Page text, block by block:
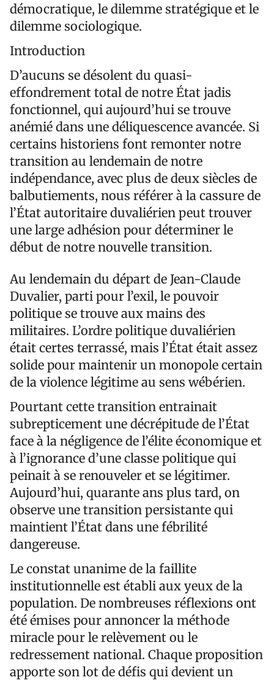
démocratique, le dilemme stratégique et le
dilemme sociologique.
Introduction
D’aucuns se désolent du quasi-
effondrement total de notre État jadis
fonctionnel, qui aujourd’hui se trouve
anémié dans une déliquescence avancée. Si
certains historiens font remonter notre
transition au lendemain de notre
indépendance, avec plus de deux siècles de
balbutiements, nous référer à la cassure de
l’État autoritaire duvaliérien peut trouver
une large adhésion pour déterminer le
début de notre nouvelle transition.
Au lendemain du départ de Jean-Claude
Duvalier, parti pour l’exil, le pouvoir
politique se trouve aux mains des
militaires. L’ordre politique duvaliérien
était certes terrassé, mais l’État était assez
solide pour maintenir un monopole certain
de la violence légitime au sens wébérien.
Pourtant cette transition entrainait
subrepticement une décrépitude de l’État
face à la négligence de l’élite économique et
à l’ignorance d’une classe politique qui
peinait à se renouveler et se légitimer.
Aujourd’hui, quarante ans plus tard, on
observe une transition persistante qui
maintient l’État dans une fébrilité
dangereuse.
Le constat unanime de la faillite
institutionnelle est établi aux yeux de la
population. De nombreuses réflexions ont
été émises pour annoncer la méthode
miracle pour le relèvement ou le
redressement national. Chaque proposition
apporte son lot de défis qui devient un